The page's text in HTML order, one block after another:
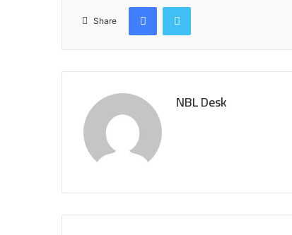
Share
FacebookTwitter
NBL Desk